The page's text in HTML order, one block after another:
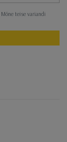
Mõne teise variandi